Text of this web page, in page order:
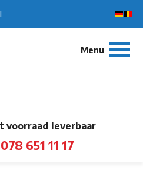
voorraad leverbaar
078 651 11 17